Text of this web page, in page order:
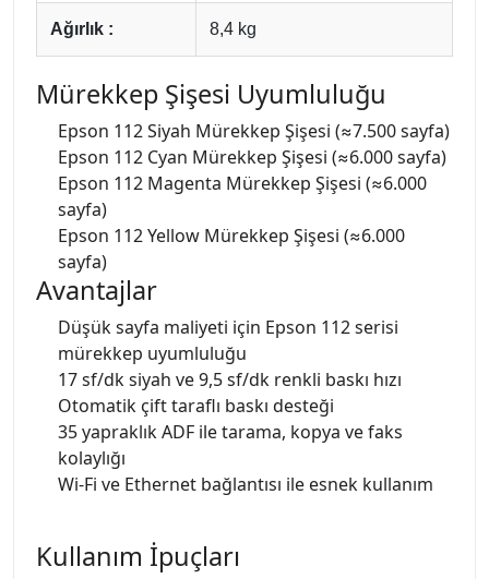
Ağırlık : 8,4 kg
Mürekkep Şişesi Uyumluluğu
Epson 112 Siyah Mürekkep Şişesi (≈7.500 sayfa)
Epson 112 Cyan Mürekkep Şişesi (≈6.000 sayfa)
Epson 112 Magenta Mürekkep Şişesi (≈6.000
sayfa)
Epson 112 Yellow Mürekkep Şişesi (≈6.000
sayfa)
Avantajlar
Düşük sayfa maliyeti için Epson 112 serisi
mürekkep uyumluluğu
17 sf/dk siyah ve 9,5 sf/dk renkli baskı hızı
Otomatik çift taraflı baskı desteği
35 yapraklık ADF ile tarama, kopya ve faks
kolaylığı
Wi-Fi ve Ethernet bağlantısı ile esnek kullanım
Kullanım İpuçları